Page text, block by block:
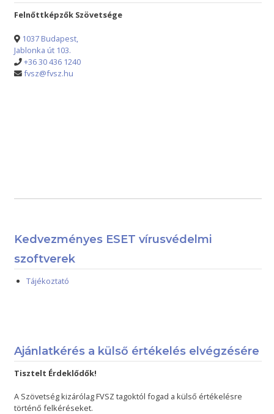
Felnőttképzők Szövetsége
1037 Budapest,
Jablonka út 103.
+36 30 436 1240
fvsz@fvsz.hu
Kedvezményes ESET vírusvédelmi
szoftverek
Tájékoztató
Ajánlatkérés a külső értékelés elvégzésére
Tisztelt Érdeklődők!
A Szövetség kizárólag FVSZ tagoktól fogad a külső értékelésre
történő felkéréseket.